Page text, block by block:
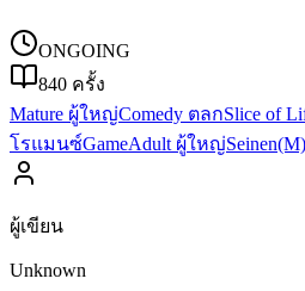
ONGOING
840 ครั้ง
Mature ผู้ใหญ่Comedy ตลกSlice of
โรแมนซ์GameAdult ผู้ใหญ่Seinen(M)
ผู้เขียน
Unknown